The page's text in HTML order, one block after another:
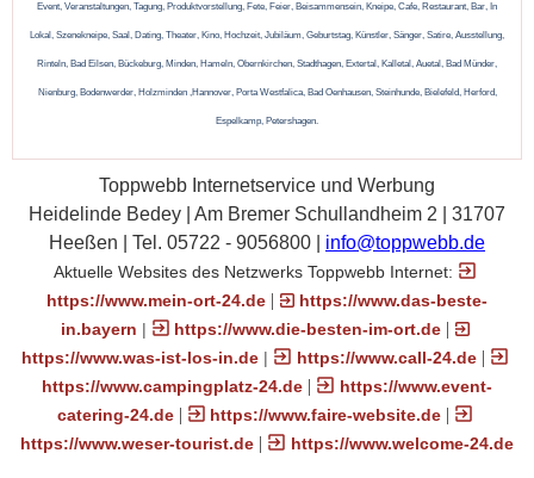
Event, Veranstaltungen, Tagung, Produktvorstellung, Fete, Feier, Beisammensein, Kneipe, Cafe, Restaurant, Bar, In
Lokal, Szenekneipe, Saal, Dating, Theater, Kino, Hochzeit, Jubiläum, Geburtstag, Künstler, Sänger, Satire, Ausstellung,
Rinteln, Bad Eilsen, Bückeburg, Minden, Hameln, Obernkirchen, Stadthagen, Extertal, Kalletal, Auetal, Bad Münder,
Nienburg, Bodenwerder, Holzminden ,Hannover, Porta Westfalica, Bad Oenhausen, Steinhunde, Bielefeld, Herford,
Espelkamp, Petershagen.
Toppwebb Internetservice und Werbung
Heidelinde Bedey | Am Bremer Schullandheim 2 | 31707
Heeßen | Tel. 05722 - 9056800 | info@toppwebb.de
Aktuelle Websites des Netzwerks Toppwebb Internet:
https://www.mein-ort-24.de |
https://www.das-beste-
in.bayern | https://www.die-besten-im-ort.de|
https://www.was-ist-los-in.de | https://www.call-24.de|
https://www.campingplatz-24.de |
https://www.event-
catering-24.de| https://www.faire-website.de |
https://www.weser-tourist.de | https://www.welcome-24.de